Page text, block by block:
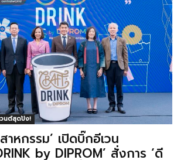
วนต์สุดปัง!
าหกรรม’ เปิดบิ๊กอีเวน
by DIPROM’ สั่งการ ‘ดี